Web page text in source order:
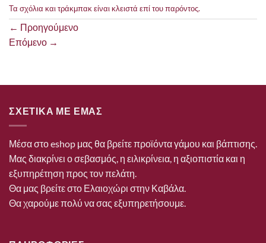
Τα σχόλια και τράκμπακ είναι κλειστά επί του παρόντος.
← Προηγούμενο
Επόμενο →
ΣΧΕΤΙΚΑ ΜΕ ΕΜΑΣ
Μέσα στο eshop μας θα βρείτε προϊόντα γάμου και βάπτισης.
Μας διακρίνει ο σεβασμός, η ειλικρίνεια, η αξιοπιστία και η
εξυπηρέτηση προς τον πελάτη.
Θα μας βρείτε στο Ελαιοχώρι στην Καβάλα.
Θα χαρούμε πολύ να σας εξυπηρετήσουμε.